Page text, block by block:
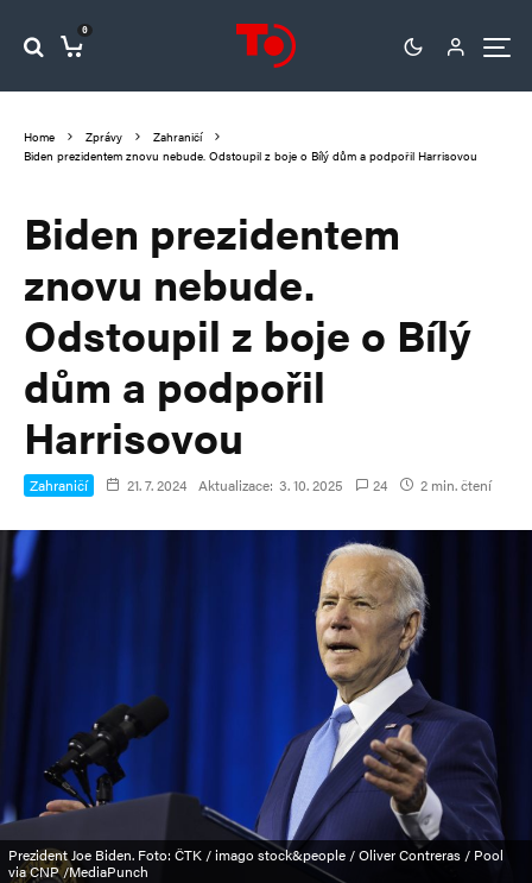
0
Home Zprávy
Zahraničí
Biden prezidentem znovu nebude. Odstoupil z boje o Bílý dům a podpořil Harrisovou
Biden prezidentem
znovu nebude.
Odstoupil z boje o Bílý
dům a podpořil
Harrisovou
Zahraničí 21. 7. 2024 Aktualizace: 3. 10. 2025 24 2 min. čtení
Prezident Joe Biden. Foto: ČTK / imago stock&people / Oliver Contreras / Pool
via CNP /MediaPunch